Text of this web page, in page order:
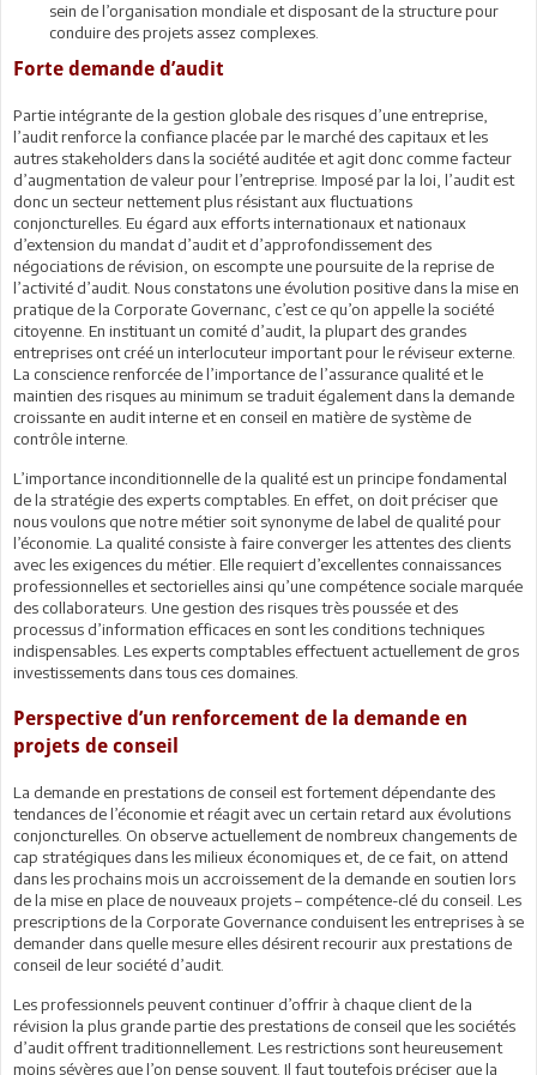
sein de l’organisation mondiale et disposant de la structure pour
conduire des projets assez complexes.
Forte demande d’audit
Partie intégrante de la gestion globale des risques d’une entreprise,
l’audit renforce la confiance placée par le marché des capitaux et les
autres stakeholders dans la société auditée et agit donc comme facteur
d’augmentation de valeur pour l’entreprise. Imposé par la loi, l’audit est
donc un secteur nettement plus résistant aux fluctuations
conjoncturelles. Eu égard aux efforts internationaux et nationaux
d’extension du mandat d’audit et d’approfondissement des
négociations de révision, on escompte une poursuite de la reprise de
l’activité d’audit. Nous constatons une évolution positive dans la mise en
pratique de la Corporate Governanc, c’est ce qu’on appelle la société
citoyenne. En instituant un comité d’audit, la plupart des grandes
entreprises ont créé un interlocuteur important pour le réviseur externe.
La conscience renforcée de l’importance de l’assurance qualité et le
maintien des risques au minimum se traduit également dans la demande
croissante en audit interne et en conseil en matière de système de
contrôle interne.
L’importance inconditionnelle de la qualité est un principe fondamental
de la stratégie des experts comptables. En effet, on doit préciser que
nous voulons que notre métier soit synonyme de label de qualité pour
l’économie. La qualité consiste à faire converger les attentes des clients
avec les exigences du métier. Elle requiert d’excellentes connaissances
professionnelles et sectorielles ainsi qu’une compétence sociale marquée
des collaborateurs. Une gestion des risques très poussée et des
processus d’information efficaces en sont les conditions techniques
indispensables. Les experts comptables effectuent actuellement de gros
investissements dans tous ces domaines.
Perspective d’un renforcement de la demande en
projets de conseil
La demande en prestations de conseil est fortement dépendante des
tendances de l’économie et réagit avec un certain retard aux évolutions
conjoncturelles. On observe actuellement de nombreux changements de
cap stratégiques dans les milieux économiques et, de ce fait, on attend
dans les prochains mois un accroissement de la demande en soutien lors
de la mise en place de nouveaux projets – compétence-clé du conseil. Les
prescriptions de la Corporate Governance conduisent les entreprises à se
demander dans quelle mesure elles désirent recourir aux prestations de
conseil de leur société d’audit.
Les professionnels peuvent continuer d’offrir à chaque client de la
révision la plus grande partie des prestations de conseil que les sociétés
d’audit offrent traditionnellement. Les restrictions sont heureusement
moins sévères que l’on pense souvent. Il faut toutefois préciser que la